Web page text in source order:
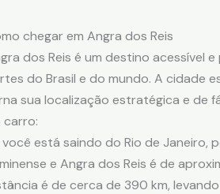
chegar em Angra dos Reis
dos Reis é um destino acessível
do Brasil e do mundo. A cidade
sua localização estratégica e de
carro:
você está saindo do Rio de Janeiro,
e Angra dos Reis é de
é de cerca de 390 km,